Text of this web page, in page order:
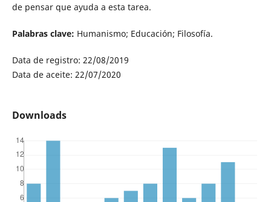
de pensar que ayuda a esta tarea.
Palabras clave: Humanismo; Educación; Filosofía.
Data de registro: 22/08/2019
Data de aceite: 22/07/2020
Downloads